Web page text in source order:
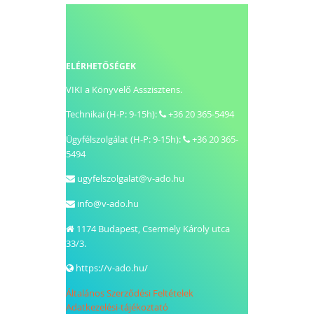
ELÉRHETŐSÉGEK
VIKI a Könyvelő Asszisztens.
Technikai (H-P: 9-15h):
+36 20 365-5494
Ügyfélszolgálat (H-P: 9-15h):
+36 20 365-
5494
ugyfelszolgalat@v-ado.hu
info@v-ado.hu
1174 Budapest,Csermely Károly utca
33/3.
https://v-ado.hu/
Általános Szerződési Feltételek
Adatkezelési-tájékoztató